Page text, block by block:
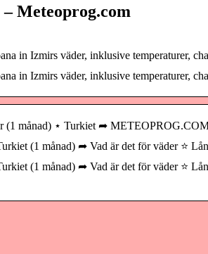
Meteoprog.com
in Izmirs väder, inklusive temperaturer,
in Izmirs väder, inklusive temperaturer,
(1 månad) ⋆ Turkiet ➦
(1 månad) ➦ Vad är det för väder ⭐
(1 månad) ➦ Vad är det för väder ⭐